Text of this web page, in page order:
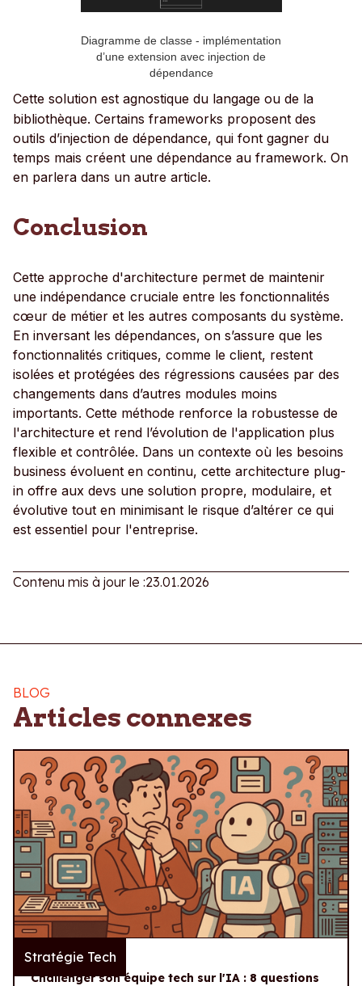
Diagramme de classe - implémentation
d’une extension avec injection de
dépendance
Cette solution est agnostique du langage ou de la
bibliothèque. Certains frameworks proposent des
outils d’injection de dépendance, qui font gagner du
temps mais créent une dépendance au framework. On
en parlera dans un autre article.
Conclusion
Cette approche d'architecture permet de maintenir
une indépendance cruciale entre les fonctionnalités
cœur de métier et les autres composants du système.
En inversant les dépendances, on s’assure que les
fonctionnalités critiques, comme le client, restent
isolées et protégées des régressions causées par des
changements dans d’autres modules moins
importants. Cette méthode renforce la robustesse de
l'architecture et rend l’évolution de l'application plus
flexible et contrôlée. Dans un contexte où les besoins
business évoluent en continu, cette architecture plug-
in offre aux devs une solution propre, modulaire, et
évolutive tout en minimisant le risque d’altérer ce qui
est essentiel pour l'entreprise.
Contenu mis à jour le :23.01.2026
BLOG
Articles connexes
Stratégie Tech
29.07.2026
Challenger son équipe tech sur l'IA : 8 questions